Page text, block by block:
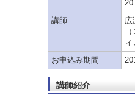
講師
ィ
お申込み期間
講師紹介